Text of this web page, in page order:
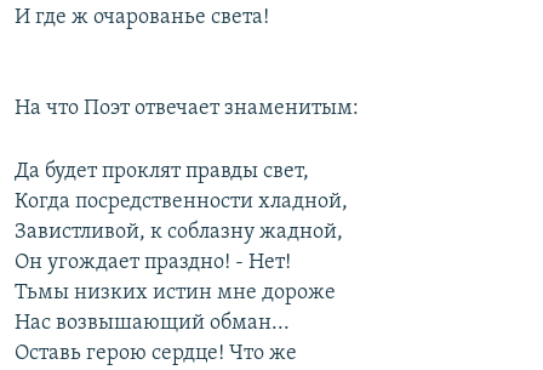
И где ж очарованье света!
На что Поэт отвечает знаменитым:
Да будет проклят правды свет,
Когда посредственности хладной,
Завистливой, к соблазну жадной,
Он угождает праздно! - Нет!
Тьмы низких истин мне дороже
Нас возвышающий обман...
Оставь герою сердце! Что же